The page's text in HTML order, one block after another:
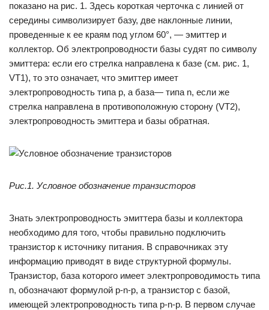
показано на рис. 1. Здесь короткая черточка с линией от
середины символизирует базу, две наклонные линии,
проведенные к ее краям под углом 60°, — эмиттер и
коллектор. Об электропроводности базы судят по символу
эмиттера: если его стрелка направлена к базе (см. рис. 1,
VT1), то это означает, что эмиттер имеет
электропроводность типа р, а база— типа n, если же
стрелка направлена в противоположную сторону (VT2),
электропроводность эмиттера и базы обратная.
Рис.1. Условное обозначение транзисторов
Знать электропроводность эмиттера базы и коллектора
необходимо для того, чтобы правильно подключить
транзистор к источнику питания. В справочниках эту
информацию приводят в виде структурной формулы.
Транзистор, база которого имеет электропроводимость типа
n, обозначают формулой p-n-p, а транзистор с базой,
имеющей электропроводность типа p-n-p. В первом случае